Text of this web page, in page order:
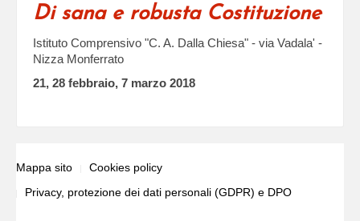
Di sana e robusta Costituzione
Istituto Comprensivo "C. A. Dalla Chiesa" - via Vadala' -
Nizza Monferrato
21, 28 febbraio, 7 marzo 2018
Mappa sito
Cookies policy
Privacy, protezione dei dati personali (GDPR) e DPO